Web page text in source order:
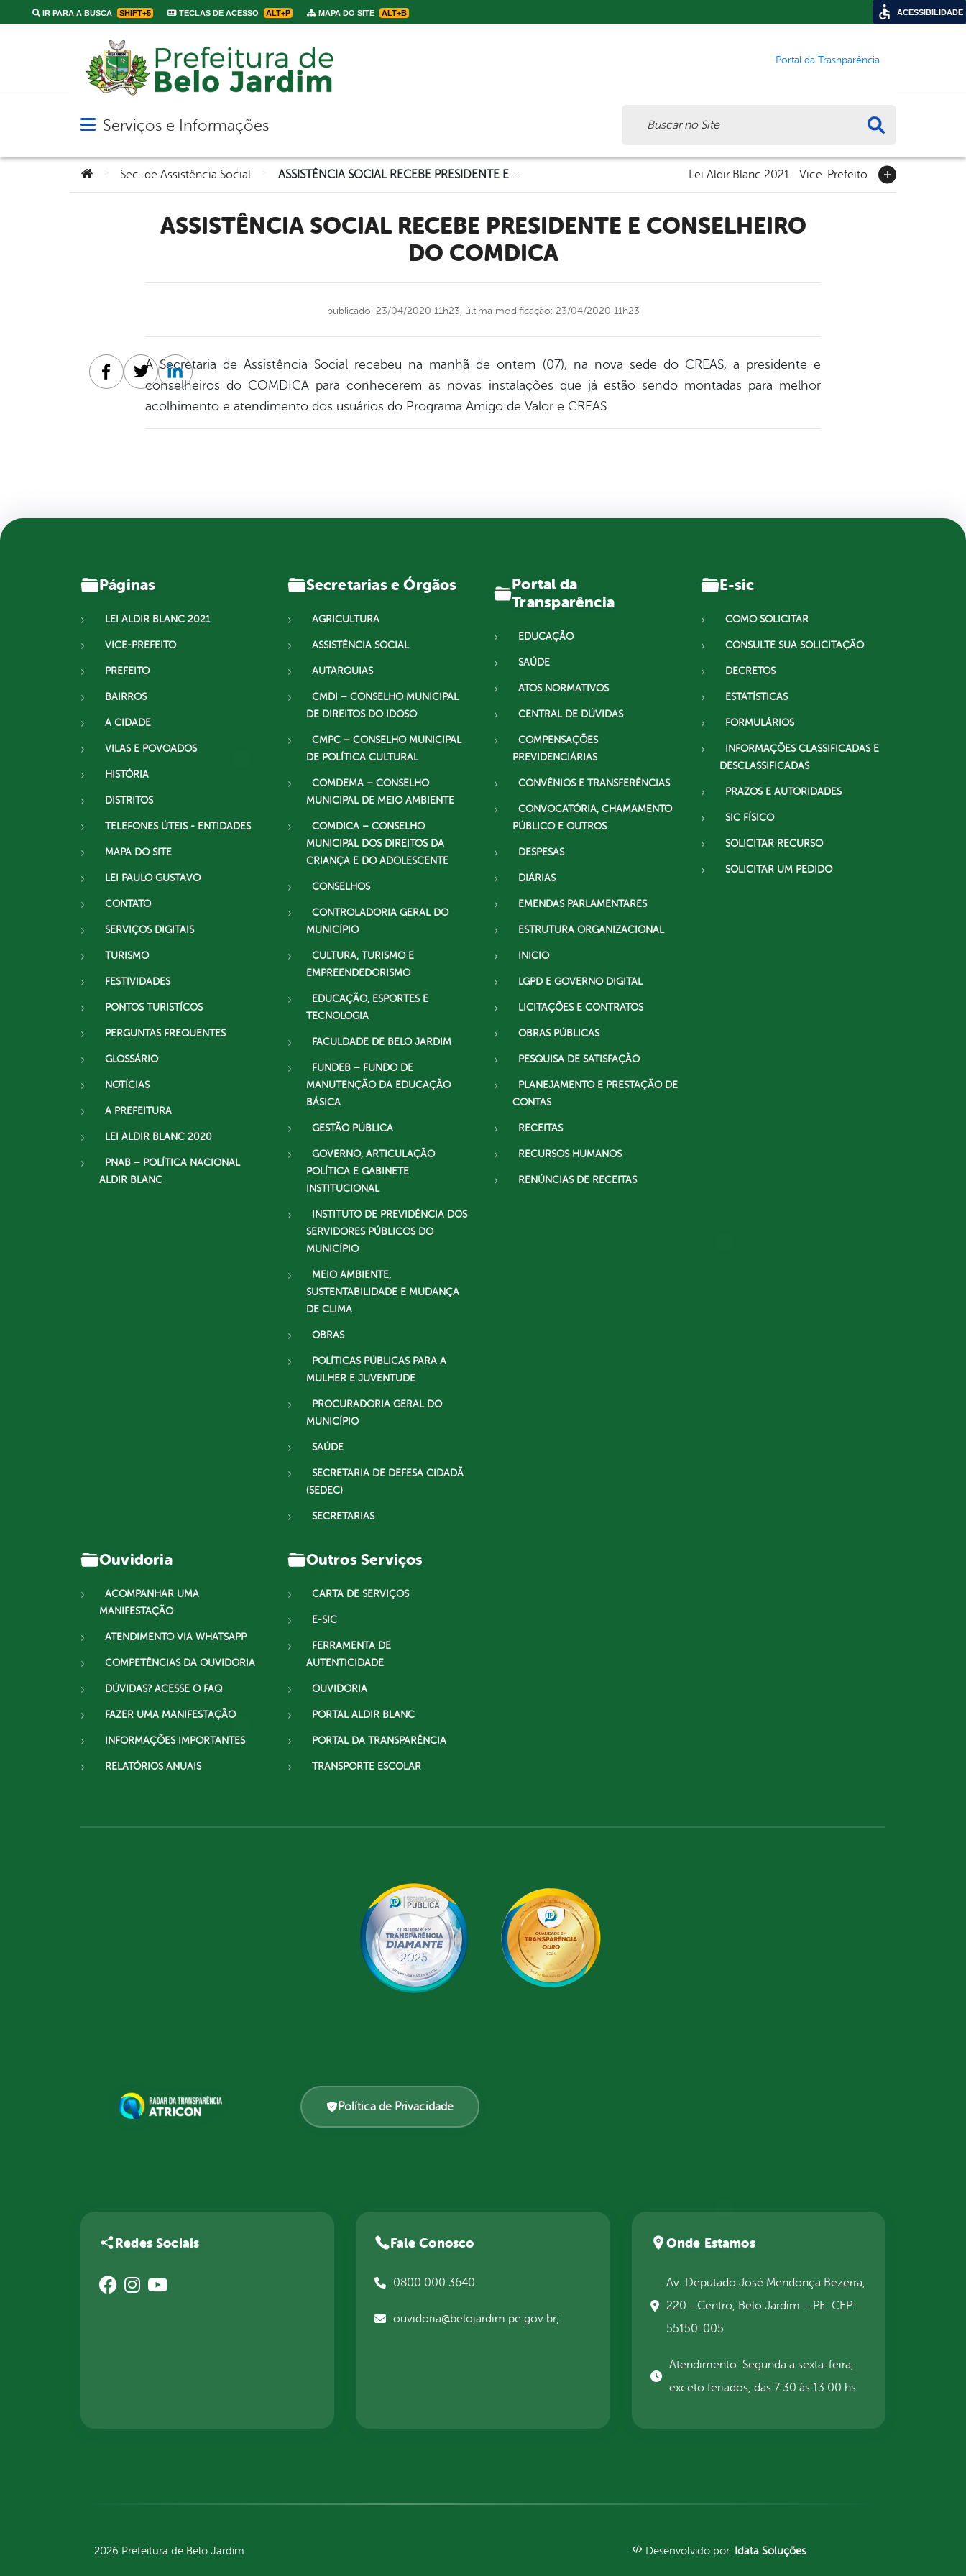
IR PARA A BUSCA SHIFT+5 TECLAS DE ACESSO ALT+P MAPA DO SITE ALT+B
Portal da Trasnparência
Abrir menu principal de navegação
Serviços e Informações
Você está aqui:Sec. de Assistência Social Lei Aldir Blanc 2021 Vice-Prefeito
ASSISTÊNCIA SOCIAL RECEBE PRESIDENTE E CONSELHEIRO
DO COMDICA
publicado: 23/04/2020 11h23, última modificação: 23/04/2020 11h23
A Secretaria de Assistência Social recebeu na manhã de ontem (07), na nova sede do CREAS, a presidente e
conselheiros do COMDICA para conhecerem as novas instalações que já estão sendo montadas para melhor
acolhimento e atendimento dos usuários do Programa Amigo de Valor e CREAS.
Facebook
TwitterLinkedin
Páginas
LEI ALDIR BLANC 2021
VICE-PREFEITO
PREFEITO
BAIRROS
A CIDADE
VILAS E POVOADOS
HISTÓRIA
DISTRITOS
TELEFONES ÚTEIS - ENTIDADES
MAPA DO SITE
LEI PAULO GUSTAVO
CONTATO
SERVIÇOS DIGITAIS
TURISMO
FESTIVIDADES
PONTOS TURISTÍCOS
PERGUNTAS FREQUENTES
GLOSSÁRIO
NOTÍCIAS
A PREFEITURA
LEI ALDIR BLANC 2020
PNAB – POLÍTICA NACIONAL
ALDIR BLANC
Secretarias e Órgãos
AGRICULTURA
ASSISTÊNCIA SOCIAL
AUTARQUIAS
CMDI – CONSELHO MUNICIPAL
DE DIREITOS DO IDOSO
CMPC – CONSELHO MUNICIPAL
DE POLÍTICA CULTURAL
COMDEMA – CONSELHO
MUNICIPAL DE MEIO AMBIENTE
COMDICA – CONSELHO
MUNICIPAL DOS DIREITOS DA
CRIANÇA E DO ADOLESCENTE
CONSELHOS
CONTROLADORIA GERAL DO
MUNICÍPIO
CULTURA, TURISMO E
EMPREENDEDORISMO
EDUCAÇÃO, ESPORTES E
TECNOLOGIA
FACULDADE DE BELO JARDIM
FUNDEB – FUNDO DE
MANUTENÇÃO DA EDUCAÇÃO
BÁSICA
GESTÃO PÚBLICA
GOVERNO, ARTICULAÇÃO
POLÍTICA E GABINETE
INSTITUCIONAL
INSTITUTO DE PREVIDÊNCIA DOS
SERVIDORES PÚBLICOS DO
MUNICÍPIO
MEIO AMBIENTE,
SUSTENTABILIDADE E MUDANÇA
DE CLIMA
OBRAS
POLÍTICAS PÚBLICAS PARA A
MULHER E JUVENTUDE
PROCURADORIA GERAL DO
MUNICÍPIO
SAÚDE
SECRETARIA DE DEFESA CIDADÃ
(SEDEC)
SECRETARIAS
Portal da
Transparência
EDUCAÇÃO
SAÚDE
ATOS NORMATIVOS
CENTRAL DE DÚVIDAS
COMPENSAÇÕES
PREVIDENCIÁRIAS
CONVÊNIOS E TRANSFERÊNCIAS
CONVOCATÓRIA, CHAMAMENTO
PÚBLICO E OUTROS
DESPESAS
DIÁRIAS
EMENDAS PARLAMENTARES
ESTRUTURA ORGANIZACIONAL
INICIO
LGPD E GOVERNO DIGITAL
LICITAÇÕES E CONTRATOS
OBRAS PÚBLICAS
PESQUISA DE SATISFAÇÃO
PLANEJAMENTO E PRESTAÇÃO DE
CONTAS
RECEITAS
RECURSOS HUMANOS
RENÚNCIAS DE RECEITAS
E-sic
COMO SOLICITAR
CONSULTE SUA SOLICITAÇÃO
DECRETOS
ESTATÍSTICAS
FORMULÁRIOS
INFORMAÇÕES CLASSIFICADAS E
DESCLASSIFICADAS
PRAZOS E AUTORIDADES
SIC FÍSICO
SOLICITAR RECURSO
SOLICITAR UM PEDIDO
Ouvidoria
ACOMPANHAR UMA
MANIFESTAÇÃO
ATENDIMENTO VIA WHATSAPP
COMPETÊNCIAS DA OUVIDORIA
DÚVIDAS? ACESSE O FAQ
FAZER UMA MANIFESTAÇÃO
INFORMAÇÕES IMPORTANTES
RELATÓRIOS ANUAIS
Outros Serviços
CARTA DE SERVIÇOS
E-SIC
FERRAMENTA DE
AUTENTICIDADE
OUVIDORIA
PORTAL ALDIR BLANC
PORTAL DA TRANSPARÊNCIA
TRANSPORTE ESCOLAR
Política de Privacidade
Redes Sociais Fale Conosco
0800 000 3640
ouvidoria@belojardim.pe.gov.br;
Onde Estamos
Av. Deputado José Mendonça Bezerra,
220 - Centro, Belo Jardim – PE. CEP:
55150-005
Atendimento: Segunda a sexta-feira,
exceto feriados, das 7:30 às 13:00 hs
2026 Prefeitura de Belo Jardim Desenvolvido por: Idata Soluções
ACESSIBILIDADE